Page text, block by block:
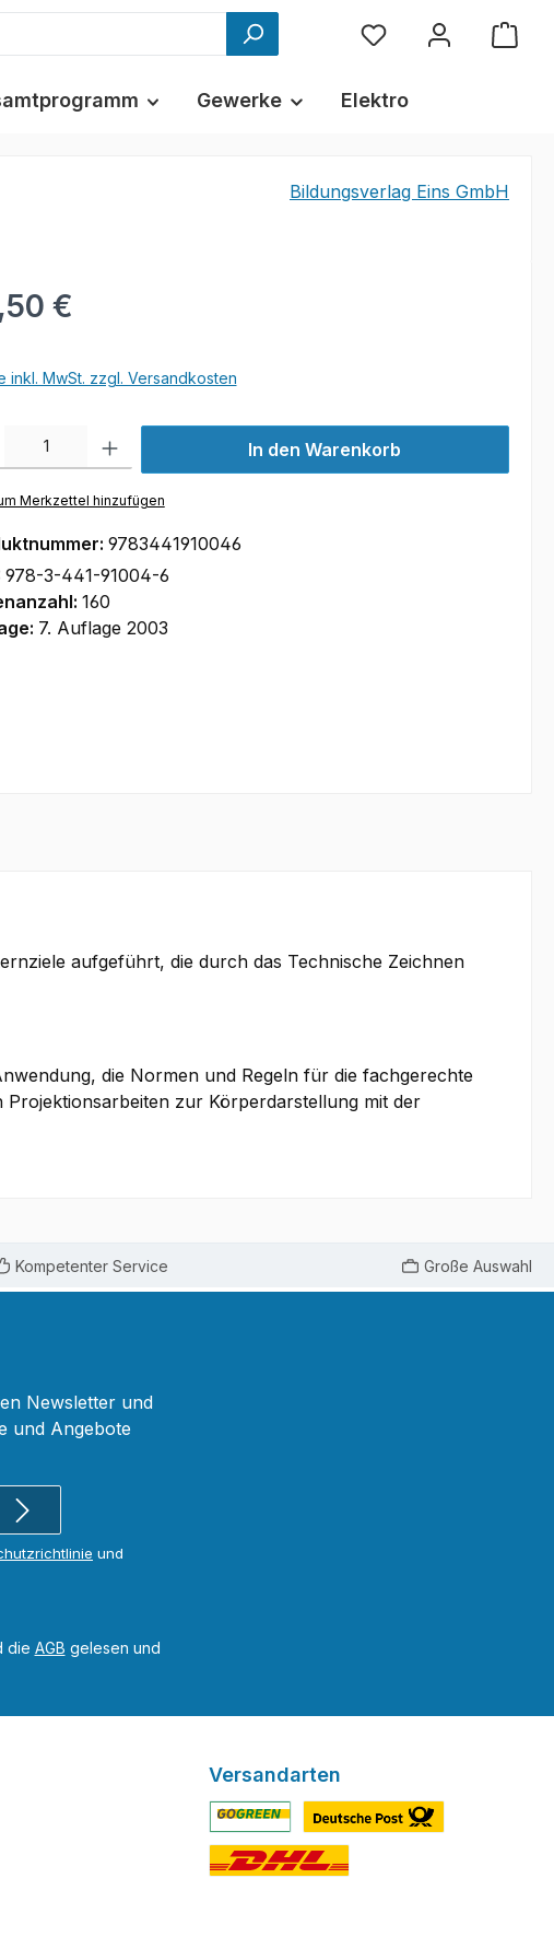
Gewerke Elektro
Bildungsverlag Eins GmbH
€
inkl. MwSt. zzgl. Versandkosten
Anzahl: Gib den gewünschten Wert ein oder benutze die Schaltflächen
In den Warenkorb
Merkzettel hinzufügen
9783441910046
978-3-441-91004-6
160
7. Auflage 2003
aufgeführt, die durch das Technische Zeichnen
die Normen und Regeln für die fachgerechte
zur Körperdarstellung mit der
Kompetenter Service Große Auswahl
Newsletter und
und Angebote
und
die AGB gelesen und
Versandarten
Benutzerdefiniertes Bild 1
Benutzerdefiniertes Bild 2